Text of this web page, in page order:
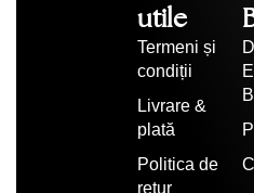
utile
Termeni și
condiții
Livrare &
plată
Politica de
retur